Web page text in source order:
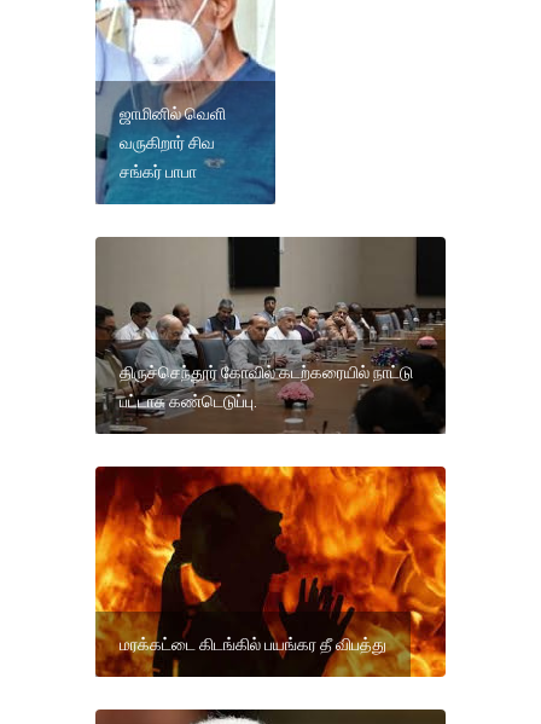
ஜாமினில் வெளி
வருகிறார் சிவ
சங்கர் பாபா
திருச்செந்தூர் கோவில் கடற்கரையில் நாட்டு
பட்டாசு கண்டெடுப்பு.
மரக்கட்டை கிடங்கில் பயங்கர தீ விபத்து